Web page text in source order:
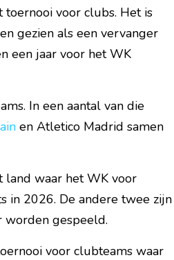
toernooi voor clubs. Het is
gezien als een vervanger
een jaar voor het WK
In een aantal van die
en Atletico Madrid samen
land waar het WK voor
in 2026. De andere twee zijn
worden gespeeld.
voor clubteams waar